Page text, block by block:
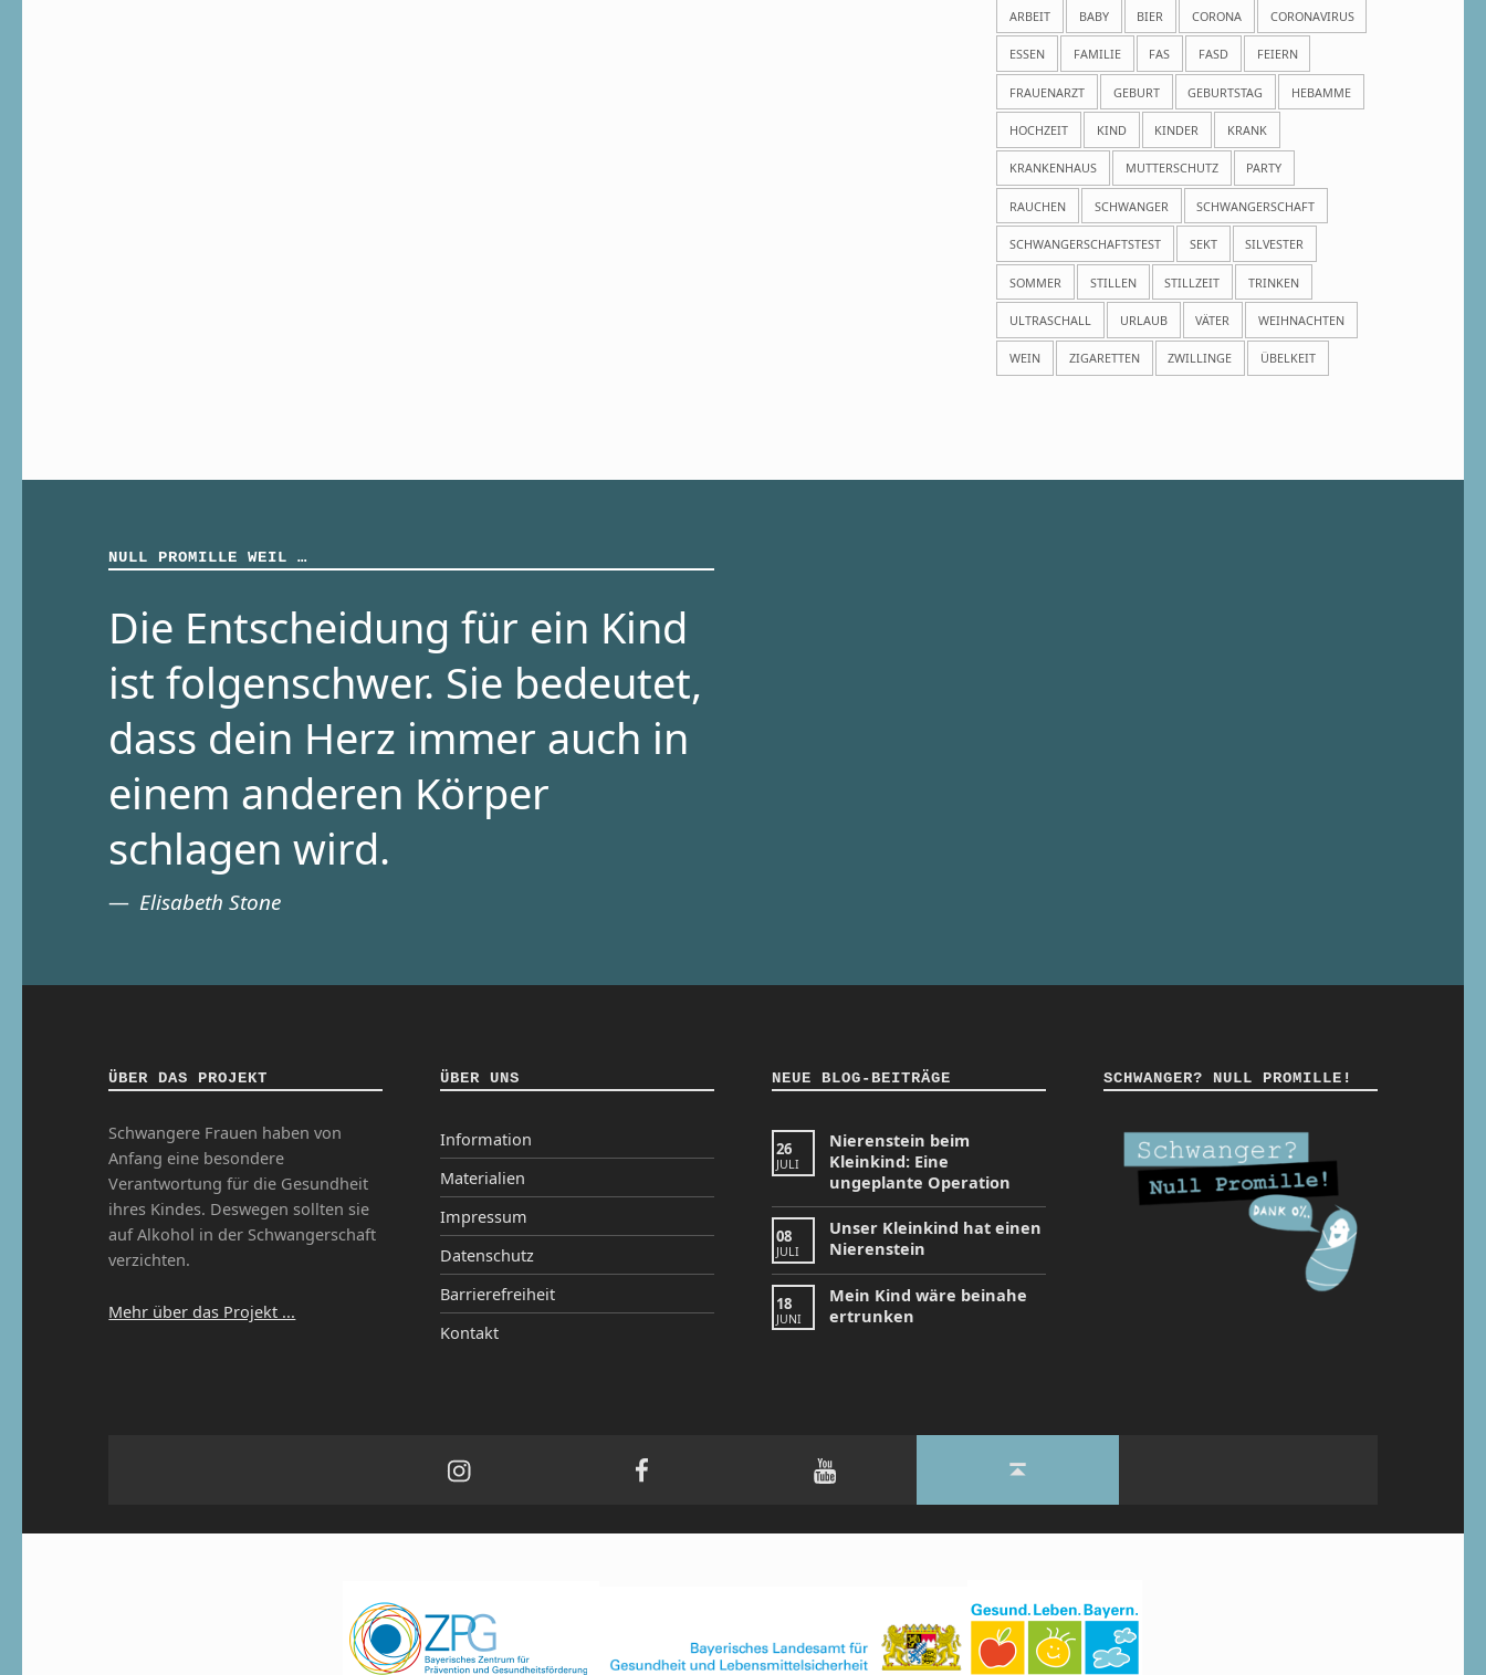
ARBEIT BABY BIER CORONA CORONAVIRUS
ESSEN FAMILIE FAS FASD FEIERN
FRAUENARZT GEBURT GEBURTSTAG HEBAMME
HOCHZEIT KIND KINDER KRANK
KRANKENHAUS MUTTERSCHUTZ PARTY
RAUCHEN SCHWANGER SCHWANGERSCHAFT
SCHWANGERSCHAFTSTEST SEKT SILVESTER
SOMMER STILLEN STILLZEIT TRINKEN
ULTRASCHALL URLAUB VÄTER WEIHNACHTEN
WEIN ZIGARETTEN ZWILLINGE ÜBELKEIT
NULL PROMILLE WEIL …
Die Entscheidung für ein Kind
ist folgenschwer. Sie bedeutet,
dass dein Herz immer auch in
einem anderen Körper
schlagen wird.
Elisabeth Stone
ÜBER DAS PROJEKT
Schwangere Frauen haben von
Anfang eine besondere
Verantwortung für die Gesundheit
ihres Kindes. Deswegen sollten sie
auf Alkohol in der Schwangerschaft
verzichten.
Mehr über das Projekt ...
ÜBER UNS
Information
Materialien
Impressum
Datenschutz
Barrierefreiheit
Kontakt
NEUE BLOG-BEITRÄGE
26
JULI
Nierenstein beim
Kleinkind: Eine
ungeplante Operation
08
JULI
Unser Kleinkind hat einen
Nierenstein
18
JUNI
Mein Kind wäre beinahe
ertrunken
SCHWANGER? NULL PROMILLE!
Back to top ↑